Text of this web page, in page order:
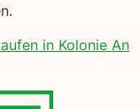
in Kolonie An